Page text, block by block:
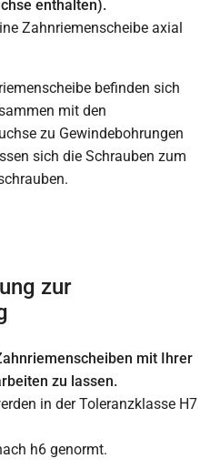
enthalten).
Zahnriemenscheibe axial
befinden sich
mit den
zu Gewindebohrungen
sich die Schrauben zum
zur
mit Ihrer
zu lassen.
in der Toleranzklasse H7
h6 genormt.